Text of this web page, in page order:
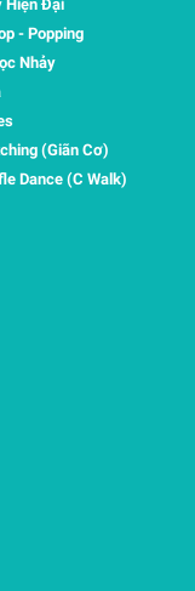
Hiện Đại
- Popping
Nhảy
(Giãn Cơ)
Dance (C Walk)